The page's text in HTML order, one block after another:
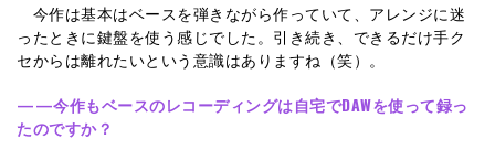
今作は基本はベースを弾きながら作っていて、アレンジに迷
ったときに鍵盤を使う感じでした。引き続き、できるだけ手ク
セからは離れたいという意識はありますね（笑）。
——今作もベースのレコーディングは自宅でDAWを使って録っ
たのですか？